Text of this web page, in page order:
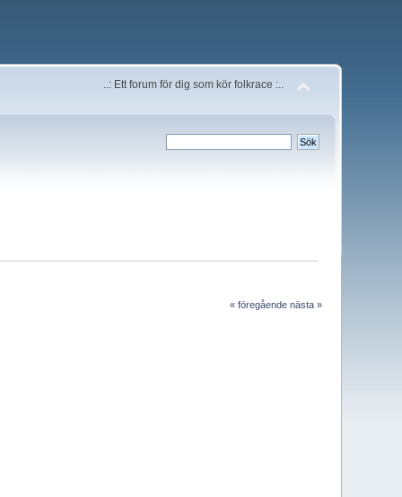
..: Ett forum för dig som kör folkrace :..
« föregående nästa »